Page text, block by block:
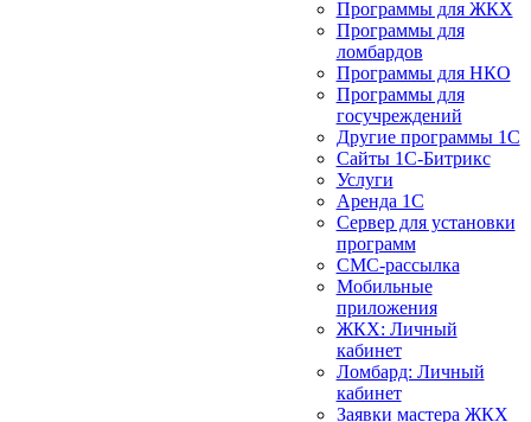
Программы для ЖКХ
Программы для
ломбардов
Программы для НКО
Программы для
госучреждений
Другие программы 1С
Сайты 1С-Битрикс
Услуги
Аренда 1С
Сервер для установки
программ
СМС-рассылка
Мобильные
приложения
ЖКХ: Личный
кабинет
Ломбард: Личный
кабинет
Заявки мастера ЖКХ